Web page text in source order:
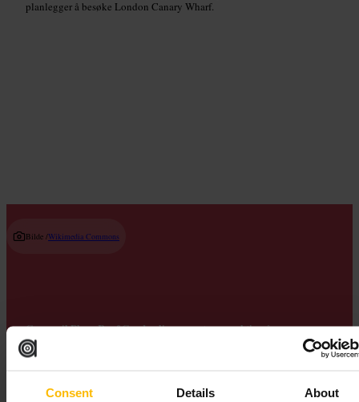
Consent Details About
planlegger å besøke London Canary Wharf.
Bilde /Wikimedia Commons
Crossrail Place Roof Garden ligger nesten nøyaktig på
nullmeridianen, så beplantningen speiler halvkulene: asiatiske arter
i øst og planter fra Amerika i vest. Det er gratis å besøke.